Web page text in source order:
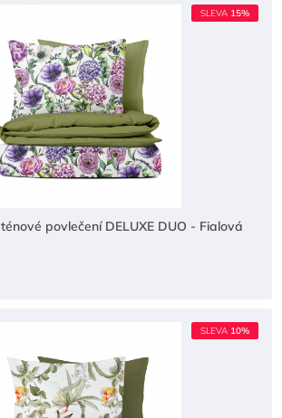
SLEVA 15%
povlečení DELUXE DUO - Fialová
SLEVA 10%